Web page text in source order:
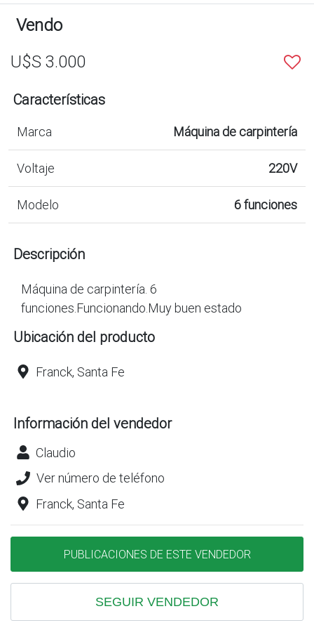
Vendo
U$S 3.000
Características
Marca Máquina de carpintería
Voltaje 220V
Modelo 6 funciones
Descripción
Máquina de carpintería. 6
funciones.Funcionando.Muy buen estado
Ubicación del producto
Franck, Santa Fe
Información del vendedor
Claudio
Ver número de teléfono
Franck, Santa Fe
PUBLICACIONES DE ESTE VENDEDOR
SEGUIR VENDEDOR